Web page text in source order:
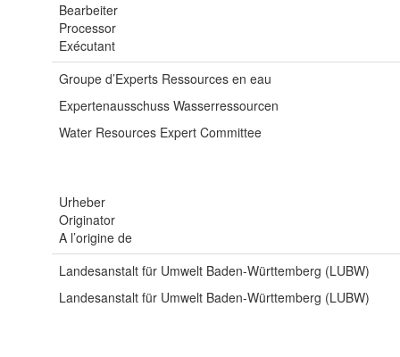
Bearbeiter
Processor
Exécutant
Groupe d’Experts Ressources en eau
Expertenausschuss Wasserressourcen
Water Resources Expert Committee
Urheber
Originator
A l’origine de
Landesanstalt für Umwelt Baden-Württemberg (LUBW)
Landesanstalt für Umwelt Baden-Württemberg (LUBW)